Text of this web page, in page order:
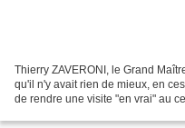
Thierry ZAVERONI, le Grand
qu'il n'y avait rien de mieux, en
de rendre une visite "en vrai" au